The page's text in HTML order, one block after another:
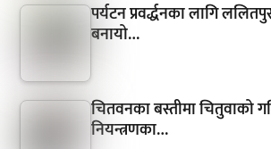
पर्यटन प्रवर्द्धनका लागि
बनायो…
चितवनका बस्तीमा चितुवाको
नियन्त्रणका…